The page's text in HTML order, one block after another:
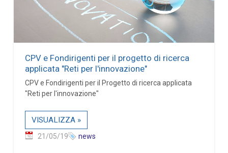
CPV e Fondirigenti per il progetto di ricerca
applicata "Reti per l'innovazione"
CPV e Fondirigenti per il Progetto di ricerca applicata
"Reti per l'innovazione"
VISUALIZZA »
21/05/19 news